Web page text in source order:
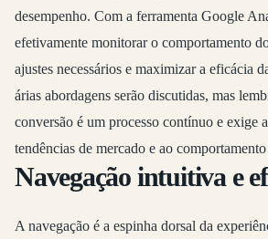
desempenho. Com a ferramenta Google
efetivamente monitorar o comportamento
ajustes necessários e maximizar a eficácia
árias abordagens serão discutidas, mas
conversão é um processo contínuo e exige
tendências de mercado e ao
Navegação intuitiva e
A navegação é a espinha dorsal da